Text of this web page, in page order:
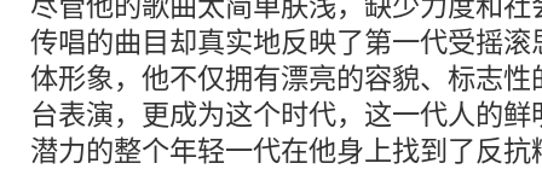
尽管他的歌曲太简单肤浅，缺少力度和
传唱的曲目却真实地反映了第一代受摇
体形象，他不仅拥有漂亮的容貌、标志
台表演，更成为这个时代，这一代人的
潜力的整个年轻一代在他身上找到了反